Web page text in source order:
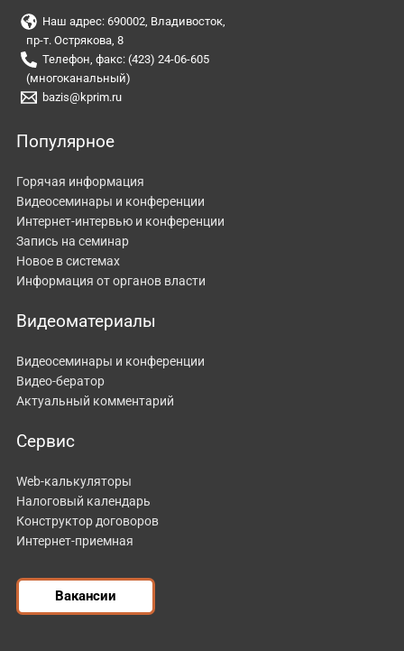
Наш адрес: 690002, Владивосток,
пр-т. Острякова, 8
Телефон, факс: (423) 24-06-605
(многоканальный)
bazis@kprim.ru
Популярное
Горячая информация
Видеосеминары и конференции
Интернет-интервью и конференции
Запись на семинар
Новое в системах
Информация от органов власти
Видеоматериалы
Видеосеминары и конференции
Видео-бератор
Актуальный комментарий
Сервис
Web-калькуляторы
Налоговый календарь
Конструктор договоров
Интернет-приемная
Вакансии